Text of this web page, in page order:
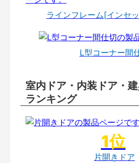
ラインフレーム[インセ
L型コーナー間
室内ドア・内装ドア・
ランキング
片開きドア